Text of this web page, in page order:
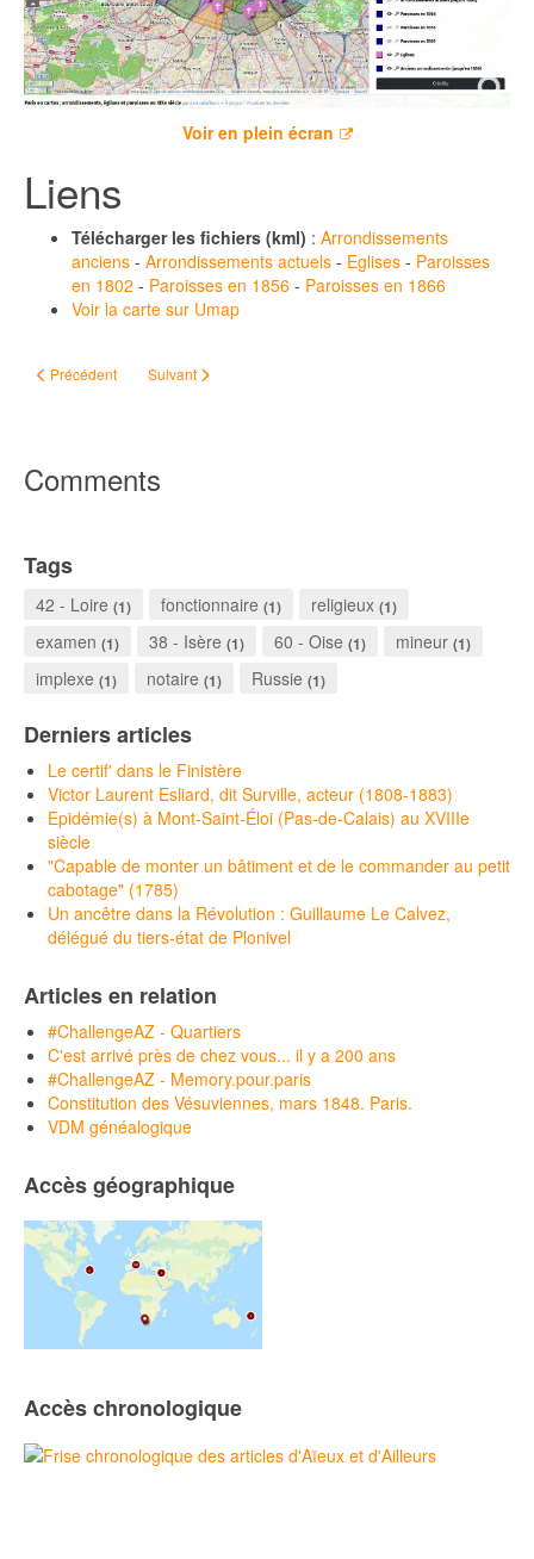
Voir en plein écran
Liens
Télécharger les fichiers (kml) : Arrondissements
anciens - Arrondissements actuels - Eglises - Paroisses
en 1802 - Paroisses en 1856 - Paroisses en 1866
Voir la carte sur Umap
Article précédent : Ce que ne vous dira pas l'état civil...
Précédent Article suivant : Tout le monde n'a pas la chance d'avoir eu
Suivant
Comments
Tags
42 - Loire (1) fonctionnaire (1) religieux (1)
examen (1) 38 - Isère (1) 60 - Oise (1) mineur (1)
implexe (1) notaire (1) Russie (1)
Derniers articles
Le certif' dans le Finistère
Victor Laurent Esliard, dit Surville, acteur (1808-1883)
Epidémie(s) à Mont-Saint-Éloi (Pas-de-Calais) au XVIIIe
siècle
"Capable de monter un bâtiment et de le commander au petit
cabotage" (1785)
Un ancêtre dans la Révolution : Guillaume Le Calvez,
délégué du tiers-état de Plonivel
Articles en relation
#ChallengeAZ - Quartiers
C'est arrivé près de chez vous... il y a 200 ans
#ChallengeAZ - Memory.pour.paris
Constitution des Vésuviennes, mars 1848. Paris.
VDM généalogique
Accès géographique
Accès chronologique